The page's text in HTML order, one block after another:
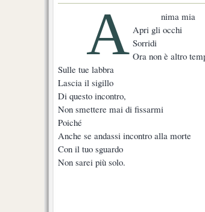
A
nima mia
Apri gli occhi
Sorridi
Ora non è altro
Sulle tue labbra
Lascia il sigillo
Di questo incontro,
Non smettere mai di fissarmi
Poiché
Anche se andassi incontro alla morte
Con il tuo sguardo
Non sarei più solo.